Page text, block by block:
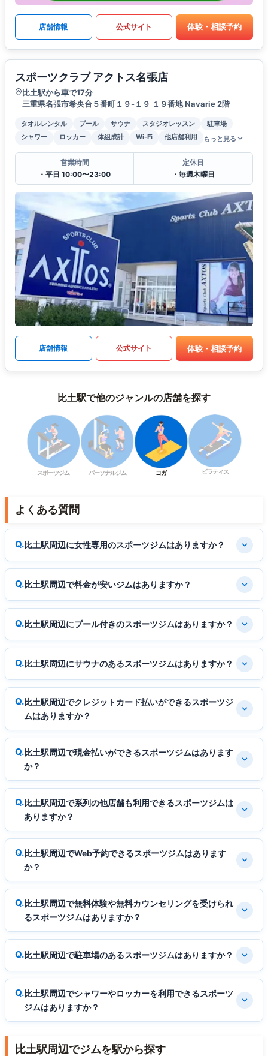
店舗情報 公式サイト 体験・相談予約
スポーツクラブ アクトス名張店
比土駅から車で17分
三重県名張市希央台５番町１９-１９ １９番地 Navarie 2階
タオルレンタル プール サウナ スタジオレッスン
駐車場
シャワー
ロッカー 体組成計 Wi-Fi 他店舗利用 もっと見る
営業時間
・平日 10:00〜23:00
定休日
・毎週木曜日
店舗情報 公式サイト 体験・相談予約
比土駅で他のジャンルの店舗を探す
スポーツジム パーソナルジム ヨガ ピラティス
よくある質問
比土駅周辺に女性専用のスポーツジムはありますか？
比土駅周辺で料金が安いジムはありますか？
比土駅周辺にプール付きのスポーツジムはありますか？
比土駅周辺にサウナのあるスポーツジムはありますか？
比土駅周辺でクレジットカード払いができるスポーツジ
ムはありますか？
比土駅周辺で現金払いができるスポーツジムはあります
か？
比土駅周辺で系列の他店舗も利用できるスポーツジムは
ありますか？
比土駅周辺でWeb予約できるスポーツジムはあります
か？
比土駅周辺で無料体験や無料カウンセリングを受けられ
るスポーツジムはありますか？
比土駅周辺で駐車場のあるスポーツジムはありますか？
比土駅周辺でシャワーやロッカーを利用できるスポーツ
ジムはありますか？
比土駅周辺でジムを駅から探す